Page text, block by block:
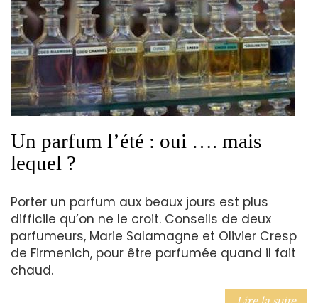
Un parfum l’été : oui …. mais
lequel ?
Porter un parfum aux beaux jours est plus
difficile qu’on ne le croit. Conseils de deux
parfumeurs, Marie Salamagne et Olivier Cresp
de Firmenich, pour être parfumée quand il fait
chaud.